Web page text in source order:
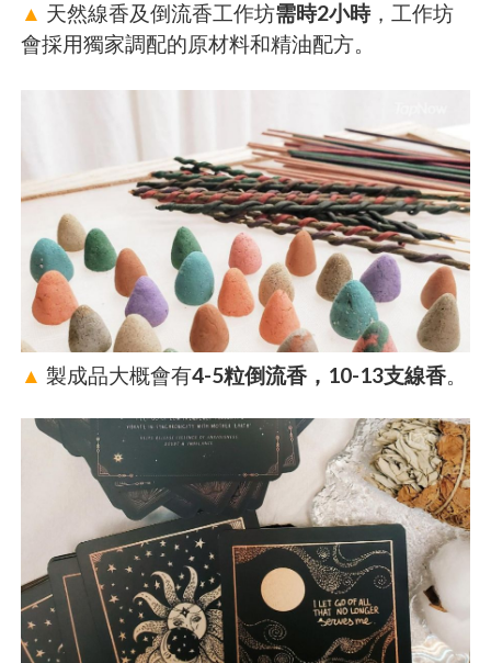
▲ 天然線香及倒流香工作坊需時2小時，工作坊
會採用獨家調配的原材料和精油配方。
▲ 製成品大概會有4-5粒倒流香，10-13支線香。